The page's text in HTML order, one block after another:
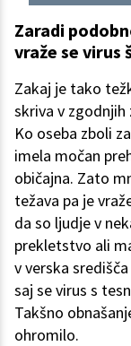
Zaradi
vraže se virus
Zakaj je tako
skriva v zgodnjih
Ko oseba zboli
imela močan
običajna. Zato
težava pa je
da so ljudje v
prekletstvo ali
v verska
saj se virus s
Takšno
ohromilo.